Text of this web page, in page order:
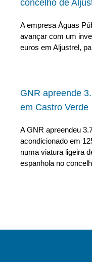
concelho de
A empresa Águas
avançar com um
euros em Aljustrel,
GNR apreende
em Castro Verde
A GNR apreendeu
acondicionado em
numa viatura ligeira
espanhola no